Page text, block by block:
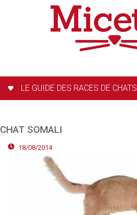
LE GUIDE DES RACES DE CHATS
CHAT SOMALI
18/08/2014